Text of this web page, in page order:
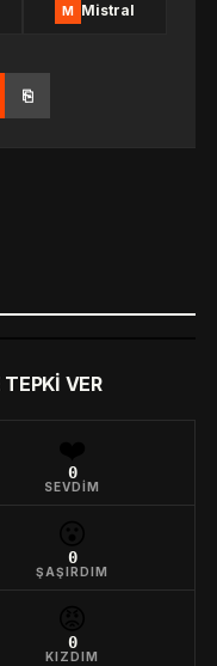
M Mistral
⎘
VER
0
SEVDIM
0
ŞAŞIRDIM
0
KIZDIM